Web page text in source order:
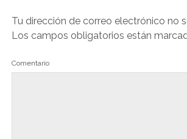
Tu dirección de correo electrónico no
Los campos obligatorios están
Comentario